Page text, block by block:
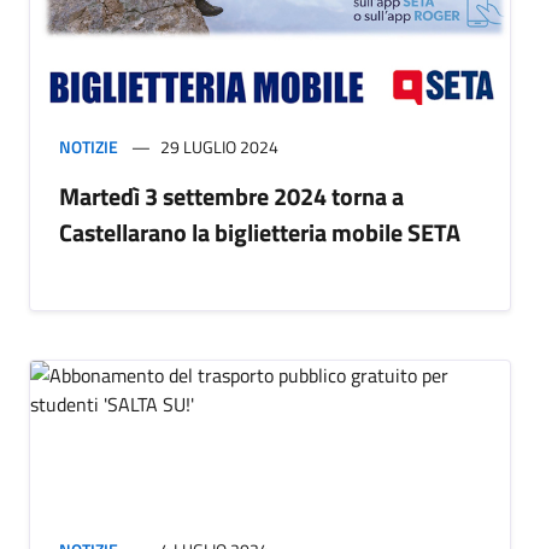
NOTIZIE 29 LUGLIO 2024
Martedì 3 settembre 2024 torna a
Castellarano la biglietteria mobile SETA